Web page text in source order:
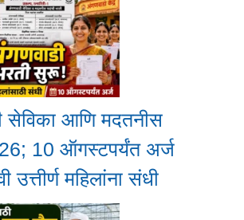
सेविका आणि मदतनीस
10 ऑगस्टपर्यंत अर्ज
उत्तीर्ण महिलांना संधी